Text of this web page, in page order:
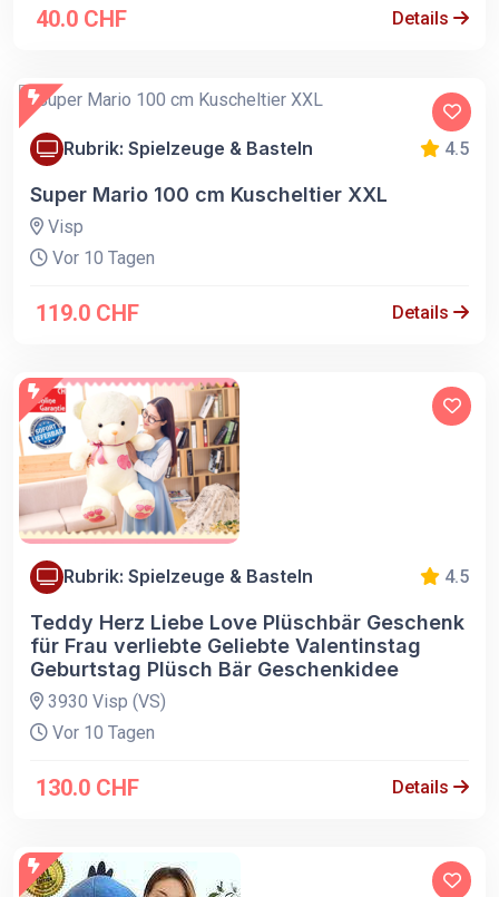
40.0 CHF Details
Rubrik: Spielzeuge & Basteln 4.5
Super Mario 100 cm Kuscheltier XXL
Visp
Vor 10 Tagen
119.0 CHF Details
Rubrik: Spielzeuge & Basteln 4.5
Teddy Herz Liebe Love Plüschbär Geschenk
für Frau verliebte Geliebte Valentinstag
Geburtstag Plüsch Bär Geschenkidee
3930 Visp (VS)
Vor 10 Tagen
130.0 CHF Details